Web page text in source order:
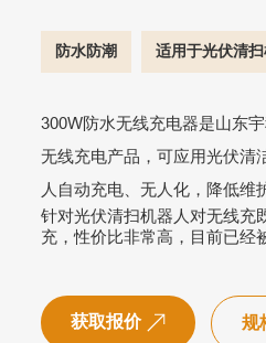
防水防潮 适用于光伏清扫
300W防水无线充电器是山东
无线充电产品，可应用光伏清
人自动充电、无人化，降低维
针对光伏清扫机器人对无线充
充，性价比非常高，目前已经
获取报价 规